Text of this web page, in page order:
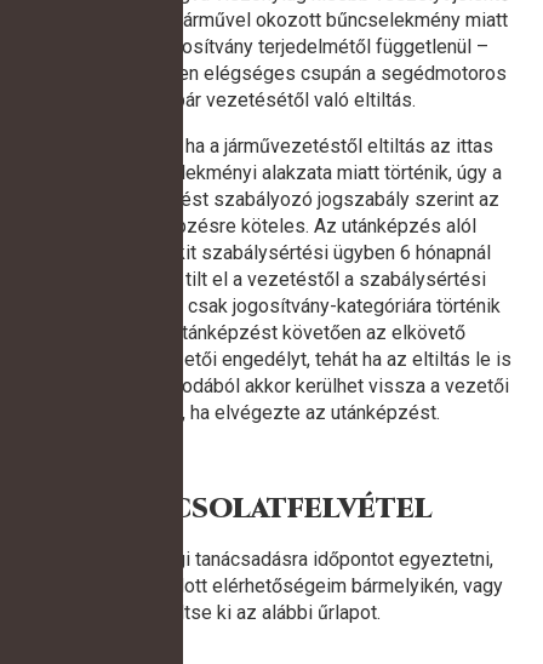
gépi meghajtású járművel okozott bűncselekmény miatt
– a vezetői jogosítvány terjedelmétől függetlenül –
valószínűsíthetően elégséges csupán a segédmotoros
kerékpár vezetésétől való eltiltás.
Az utánképzés: ha a járművezetéstől eltiltás az ittas
vezetés bűncselekményi alakzata miatt történik, úgy a
közúti közlekedést szabályozó jogszabály szerint az
elítélt utánképzésre köteles. Az utánképzés alól
mentesül az, akit szabálysértési ügyben 6 hónapnál
rövidebb időre tilt el a vezetéstől a szabálysértési
hatóság, vagy ha csak jogosítvány-kategóriára történik
az eltiltás. Utánképzést követően az elkövető
visszakapja a vezetői engedélyt, tehát ha az eltiltás le is
telik, az okmányirodából akkor kerülhet vissza a vezetői
engedély, ha elvégezte az utánképzést.
KAPCSOLATFELVÉTEL
Ha szeretne jogi tanácsadásra időpontot egyeztetni,
keressen megadott elérhetőségeim bármelyikén, vagy
töltse ki az alábbi űrlapot.